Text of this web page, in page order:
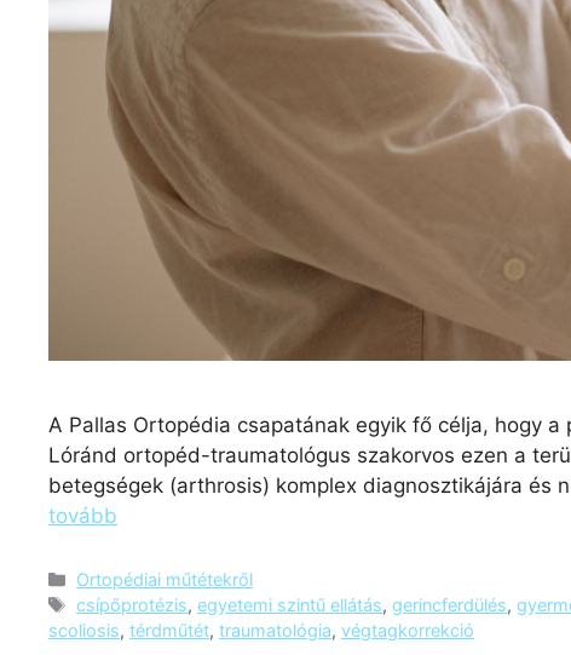
A Pallas Ortopédia csapatának egyik fő célja, hogy
Lóránd ortopéd-traumatológus szakorvos ezen a
betegségek (arthrosis) komplex diagnosztikájára és
tovább
Ortopédiai műtétekről
csípőprotézis,egyetemi szintű ellátás,gerincferdülés,
scoliosis, térdműtét, traumatológia, végtagkorrekció